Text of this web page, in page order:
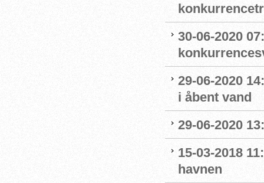
30-06-2020
29-06-2020
i åbent vand
29-06-2020
15-03-2018
havnen